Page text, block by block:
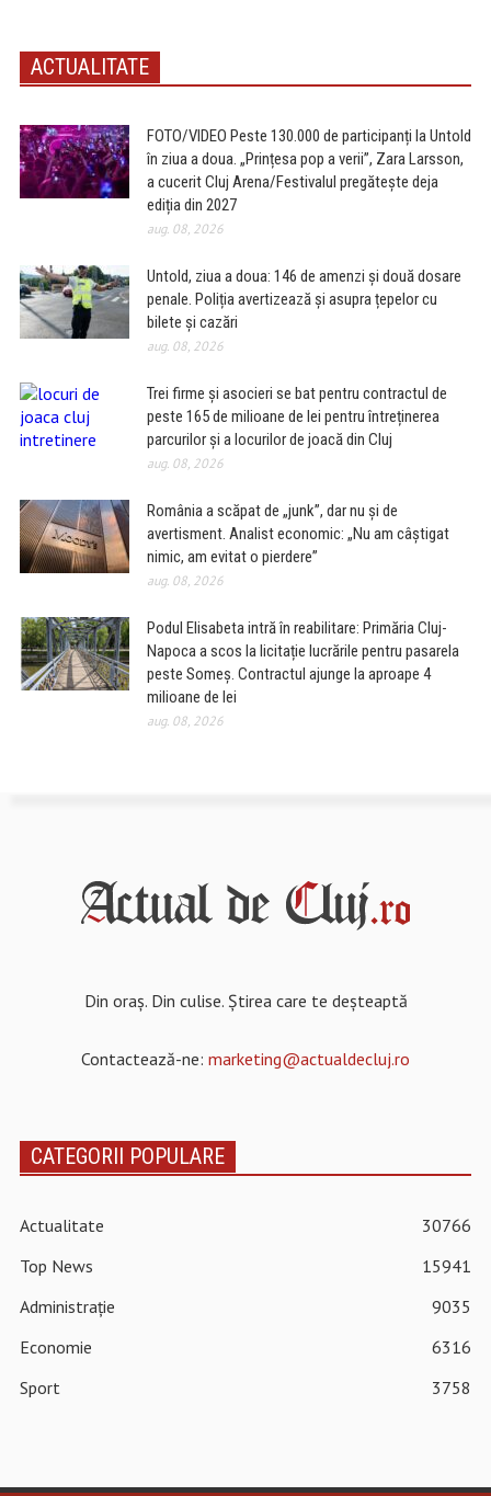
ACTUALITATE
FOTO/VIDEO Peste 130.000 de participanți la Untold
în ziua a doua. „Prințesa pop a verii”, Zara Larsson,
a cucerit Cluj Arena/Festivalul pregătește deja
ediția din 2027
aug. 08, 2026
Untold, ziua a doua: 146 de amenzi și două dosare
penale. Poliția avertizează și asupra țepelor cu
bilete și cazări
aug. 08, 2026
Trei firme și asocieri se bat pentru contractul de
peste 165 de milioane de lei pentru întreținerea
parcurilor și a locurilor de joacă din Cluj
aug. 08, 2026
România a scăpat de „junk”, dar nu și de
avertisment. Analist economic: „Nu am câștigat
nimic, am evitat o pierdere”
aug. 08, 2026
Podul Elisabeta intră în reabilitare: Primăria Cluj-
Napoca a scos la licitație lucrările pentru pasarela
peste Someș. Contractul ajunge la aproape 4
milioane de lei
aug. 08, 2026
Din oraș. Din culise. Știrea care te deșteaptă
Contactează-ne: marketing@actualdecluj.ro
CATEGORII POPULARE
Actualitate
30766
Top News
15941
Administrație
9035
Economie
6316
Sport
3758